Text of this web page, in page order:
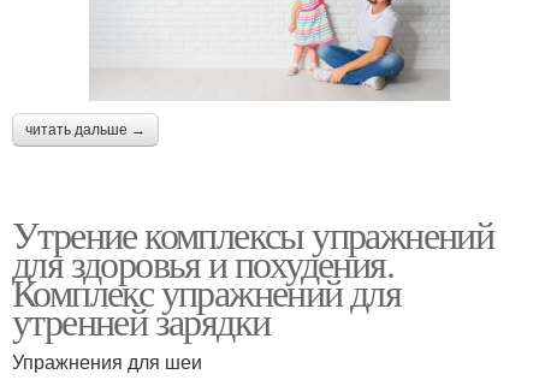
читать дальше →
Утрение комплексы упражнений
для здоровья и похудения.
Комплекс упражнений для
утренней зарядки
Упражнения для шеи